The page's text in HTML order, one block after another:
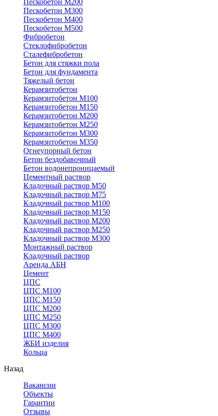
Пескобетон М200
Пескобетон М300
Пескобетон М400
Пескобетон М500
Фибробетон
Стеклофибробетон
Сталефибробетон
Бетон для стяжки пола
Бетон для фундамента
Тяжелый бетон
Керамзитобетон
Керамзитобетон М100
Керамзитобетон М150
Керамзитобетон М200
Керамзитобетон М250
Керамзитобетон М300
Керамзитобетон М350
Огнеупорный бетон
Бетон бездобавочный
Бетон водонепроницаемый
Цементный раствор
Кладочный раствор М50
Кладочный раствор М75
Кладочный раствор М100
Кладочный раствор М150
Кладочный раствор М200
Кладочный раствор М250
Кладочный раствор М300
Монтажный раствор
Кладочный раствор
Аренда АБН
Цемент
ЦПС
ЦПС М100
ЦПС М150
ЦПС М200
ЦПС М250
ЦПС М300
ЦПС М400
ЖБИ изделия
Кольца
Назад
Вакансии
Объекты
Гарантии
Отзывы